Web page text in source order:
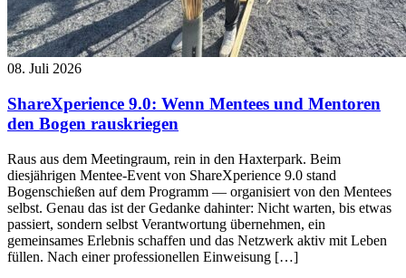
08. Juli 2026
ShareXperience 9.0: Wenn Mentees und Mentoren
den Bogen rauskriegen
Raus aus dem Meetingraum, rein in den Haxterpark. Beim
diesjährigen Mentee-Event von ShareXperience 9.0 stand
Bogenschießen auf dem Programm — organisiert von den Mentees
selbst. Genau das ist der Gedanke dahinter: Nicht warten, bis etwas
passiert, sondern selbst Verantwortung übernehmen, ein
gemeinsames Erlebnis schaffen und das Netzwerk aktiv mit Leben
füllen. Nach einer professionellen Einweisung […]